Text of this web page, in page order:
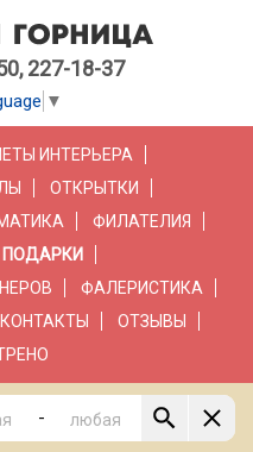
227-18-37
▼
ИНТЕРЬЕРА
ОТКРЫТКИ
ФИЛАТЕЛИЯ
ПОДАРКИ
ФАЛЕРИСТИКА
КОНТАКТЫ
ОТЗЫВЫ
-